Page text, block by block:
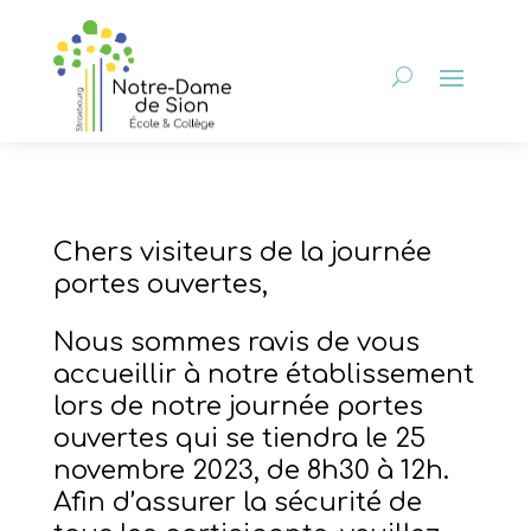
Chers visiteurs de la journée
portes ouvertes,
Nous sommes ravis de vous
accueillir à notre établissement
lors de notre journée portes
ouvertes qui se tiendra le 25
novembre 2023, de 8h30 à 12h.
Afin d’assurer la sécurité de